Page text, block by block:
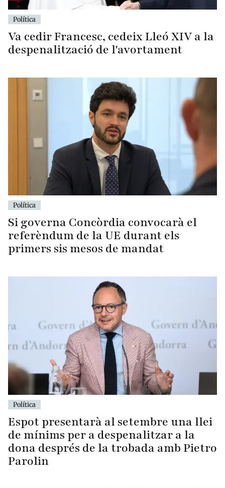
Política
Va cedir Francesc, cedeix Lleó XIV a la
despenalització de l'avortament
Si governa Concòrdia convocarà el
referèndum de la UE durant els
primers sis mesos de mandat
Espot presentarà al setembre una llei
de mínims per a despenalitzar a la
dona després de la trobada amb Pietro
Parolin